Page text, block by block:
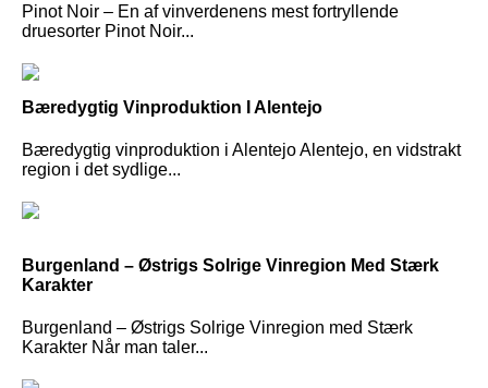
Pinot Noir – En af vinverdenens mest fortryllende
druesorter Pinot Noir...
Bæredygtig Vinproduktion I Alentejo
Bæredygtig vinproduktion i Alentejo Alentejo, en vidstrakt
region i det sydlige...
Burgenland – Østrigs Solrige Vinregion Med Stærk
Karakter
Burgenland – Østrigs Solrige Vinregion med Stærk
Karakter Når man taler...